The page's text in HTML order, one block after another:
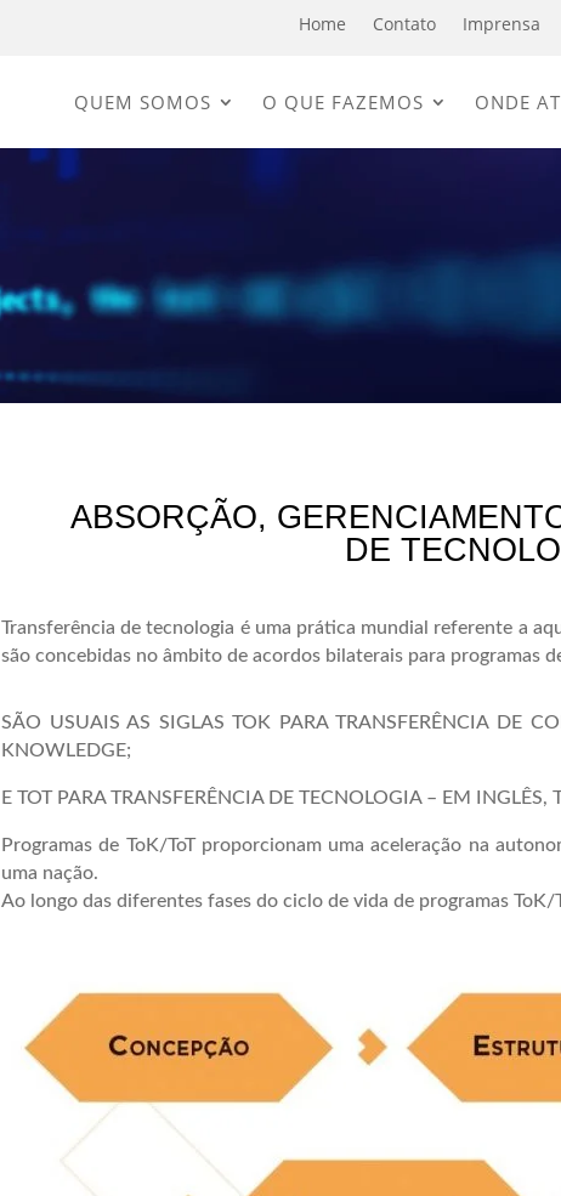
Home Contato Imprensa
QUEM SOMOS O QUE FAZEMOS ONDE
ABSORÇÃO,
DE
Transferência de tecnologia é uma prática mundial referente a
são concebidas no âmbito de acordos bilaterais para programas
SÃO USUAIS AS SIGLAS TOK PARA TRANSFERÊNCIA DE
KNOWLEDGE;
E TOT PARA TRANSFERÊNCIA DE TECNOLOGIA – EM INGLÊS,
Programas de ToK/ToT proporcionam uma aceleração na
uma nação.
Ao longo das diferentes fases do ciclo de vida de programas ToK/